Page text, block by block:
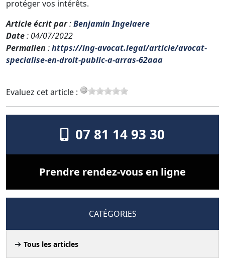
protéger vos intérêts.
Article écrit par:Benjamin Ingelaere
Date: 04/07/2022
Permalien :https://ing-avocat.legal/article/avocat-
specialise-en-droit-public-a-arras-62aaa
Evaluez cet article :
07 81 14 93 30
Prendre rendez-vous en ligne
CATÉGORIES
Tous les articles